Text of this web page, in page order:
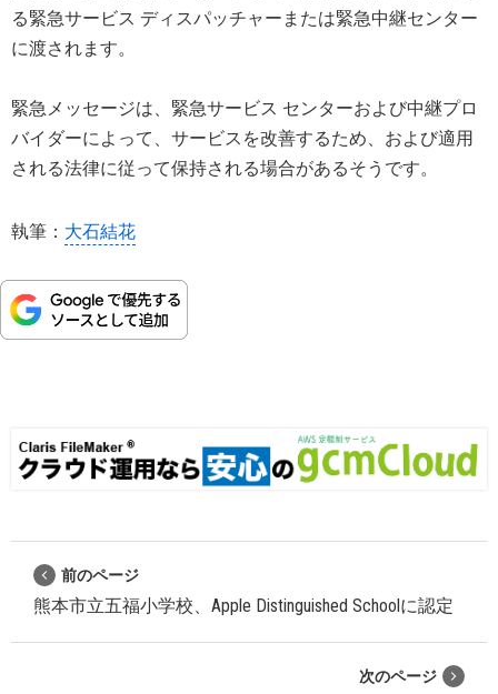
る緊急サービス ディスパッチャーまたは緊急中継センター
に渡されます。
緊急メッセージは、緊急サービス センターおよび中継プロ
バイダーによって、サービスを改善するため、および適用
される法律に従って保持される場合があるそうです。
執筆： 大石結花
前のページ
熊本市立五福小学校、Apple Distinguished Schoolに認定
次のページ